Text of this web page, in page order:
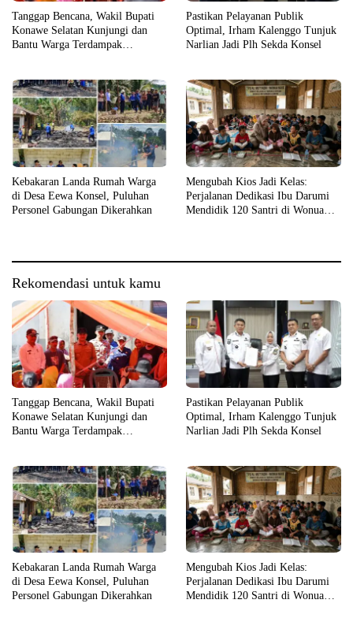
Tanggap Bencana, Wakil Bupati
Konawe Selatan Kunjungi dan
Bantu Warga Terdampak
Pastikan Pelayanan Publik
Optimal, Irham Kalenggo Tunjuk
Narlian Jadi Plh Sekda Konsel
Kebakaran Landa Rumah Warga
di Desa Eewa Konsel, Puluhan
Personel Gabungan Dikerahkan
Mengubah Kios Jadi Kelas:
Perjalanan Dedikasi Ibu Darumi
Mendidik 120 Santri di Wonua
Rekomendasi untuk kamu
Tanggap Bencana, Wakil Bupati
Konawe Selatan Kunjungi dan
Bantu Warga Terdampak
Pastikan Pelayanan Publik
Optimal, Irham Kalenggo Tunjuk
Narlian Jadi Plh Sekda Konsel
Kebakaran Landa Rumah Warga
di Desa Eewa Konsel, Puluhan
Personel Gabungan Dikerahkan
Mengubah Kios Jadi Kelas:
Perjalanan Dedikasi Ibu Darumi
Mendidik 120 Santri di Wonua